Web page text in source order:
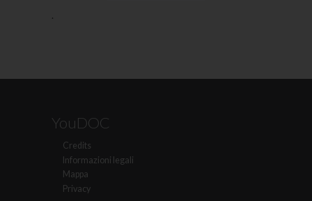
.
YouDOC
Credits
Informazioni legali
Mappa
Privacy